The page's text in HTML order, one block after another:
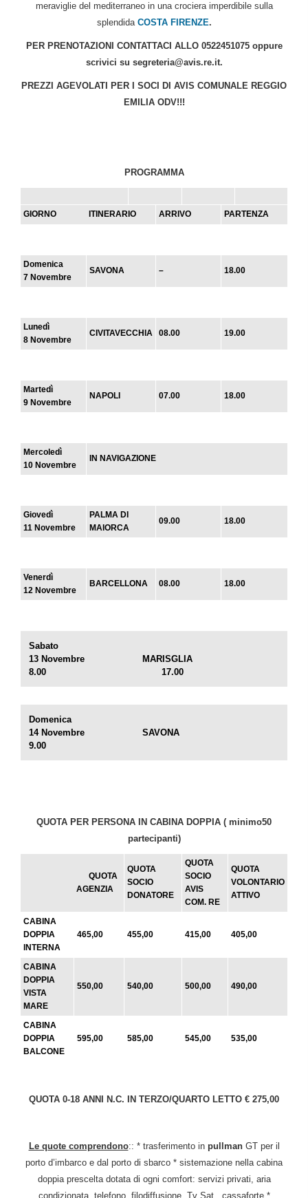
meraviglie del mediterraneo in una crociera imperdibile sulla
splendida COSTA FIRENZE.
PER PRENOTAZIONI CONTATTACI ALLO 0522451075 oppure
scrivici su segreteria@avis.re.it.
PREZZI AGEVOLATI PER I SOCI DI AVIS COMUNALE REGGIO
EMILIA ODV!!!
PROGRAMMA
GIORNO ITINERARIO ARRIVO PARTENZA
Domenica
7 Novembre
SAVONA – 18.00
Lunedì
8 Novembre
CIVITAVECCHIA 08.00 19.00
Martedì
9 Novembre
NAPOLI 07.00 18.00
Mercoledì
10 Novembre
IN NAVIGAZIONE
Giovedì
11 Novembre
PALMA DI
MAIORCA
09.00 18.00
Venerdì
12 Novembre
BARCELLONA 08.00 18.00
Sabato
13 Novembre MARISGLIA
8.00 17.00
Domenica
14 Novembre SAVONA
9.00
QUOTA PER PERSONA IN CABINA DOPPIA ( minimo50
partecipanti)
QUOTA
AGENZIA
QUOTA
SOCIO
DONATORE
QUOTA
SOCIO
AVIS
COM. RE
QUOTA
VOLONTARIO
ATTIVO
CABINA
DOPPIA
INTERNA
465,00 455,00 415,00 405,00
CABINA
DOPPIA
VISTA
MARE
550,00 540,00 500,00 490,00
CABINA
DOPPIA
BALCONE
595,00 585,00 545,00 535,00
QUOTA 0-18 ANNI N.C. IN TERZO/QUARTO LETTO € 275,00
Le quote comprendono:: * trasferimento in pullmanGT per il
porto d’imbarco e dal porto di sbarco * sistemazione nella cabina
doppia prescelta dotata di ogni comfort: servizi privati, aria
condizionata, telefono, filodiffusione, Tv Sat., cassaforte *